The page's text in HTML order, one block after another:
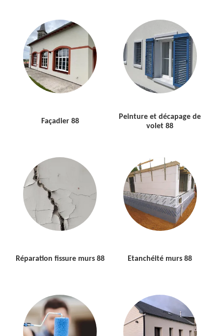
Façadier 88
Peinture et décapage de
volet 88
Réparation fissure murs 88 Etanchéité murs 88